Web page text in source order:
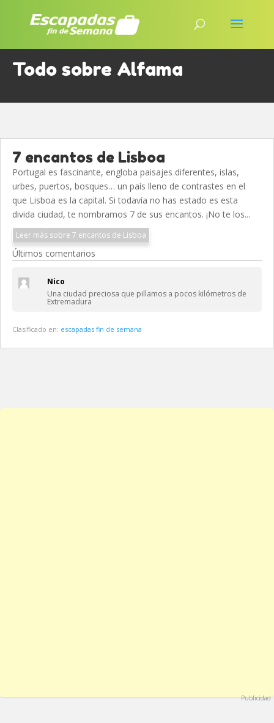
Todo sobre Alfama
7 encantos de Lisboa
Portugal es fascinante, engloba paisajes diferentes, islas,
urbes, puertos, bosques… un país lleno de contrastes en el
que Lisboa es la capital. Si todavía no has estado es esta
divida ciudad, te nombramos 7 de sus encantos. ¡No te los...
Leer más sobre 7 encantos de Lisboa
Últimos comentarios
Nico
Una ciudad preciosa que pillamos a pocos kilómetros de
Extremadura
Clasificado en: escapadas fin de semana
Publicidad